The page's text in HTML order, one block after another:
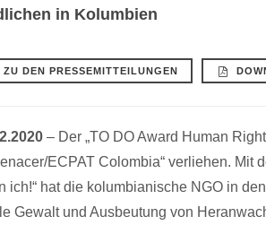
in Kolumbien
ZU DEN PRESSEMITTEILUNGEN
– Der „TO DO Award Human
ECPAT Colombia“ verliehen. Mit
ich!“ hat die kolumbianische NGO in
Gewalt und Ausbeutung von